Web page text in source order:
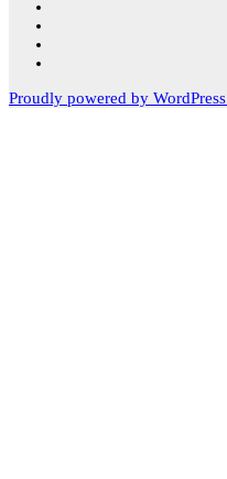
Proudly powered by WordPress